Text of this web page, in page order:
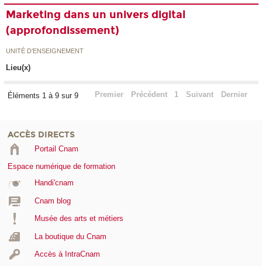
Marketing dans un univers digital
(approfondissement)
UNITÉ D’ENSEIGNEMENT
Lieu(x)
Éléments 1 à 9 sur 9 Premier Précédent 1 Suivant Dernier
ACCÈS DIRECTS
Portail Cnam
Espace numérique de formation
Handi'cnam
Cnam blog
Musée des arts et métiers
La boutique du Cnam
Accès à IntraCnam